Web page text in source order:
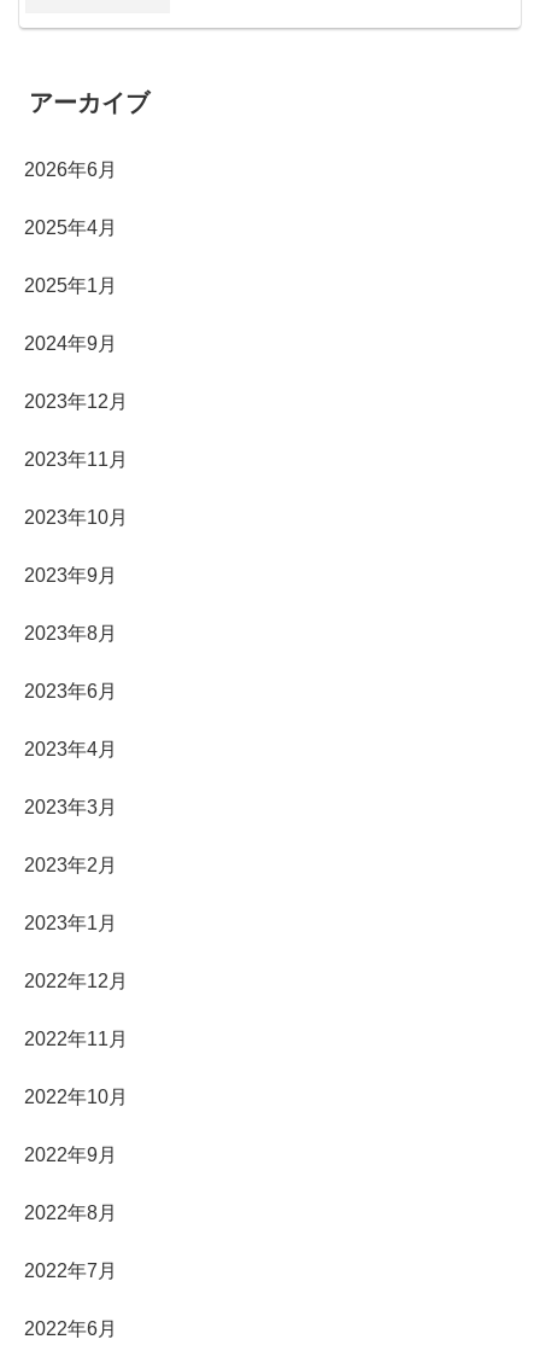
アーカイブ
2026年6月
2025年4月
2025年1月
2024年9月
2023年12月
2023年11月
2023年10月
2023年9月
2023年8月
2023年6月
2023年4月
2023年3月
2023年2月
2023年1月
2022年12月
2022年11月
2022年10月
2022年9月
2022年8月
2022年7月
2022年6月